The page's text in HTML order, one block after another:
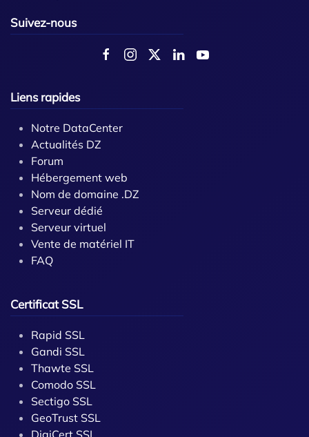
Suivez-nous
Liens rapides
Notre DataCenter
Actualités DZ
Forum
Hébergement web
Nom de domaine .DZ
Serveur dédié
Serveur virtuel
Vente de matériel IT
FAQ
Certificat SSL
Rapid SSL
Gandi SSL
Thawte SSL
Comodo SSL
Sectigo SSL
GeoTrust SSL
DigiCert SSL